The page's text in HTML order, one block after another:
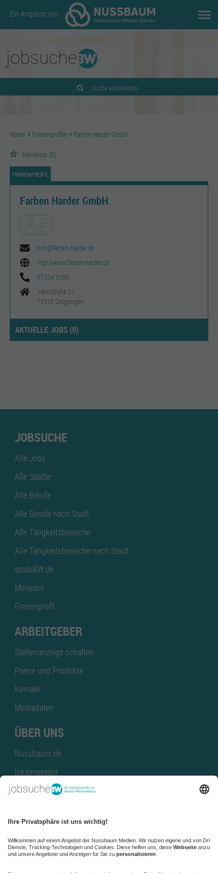
Ein Angebot von
Suche einblenden
Home Firmenprofile Farben Harder GmbH
Merkliste (0)
FIRMENPROFIL
Farben Harder GmbH
info@farben-harder.de
http://www.farben-harder.de
07334 5066
Jahnstraße 31
73326 Deggingen
AKTUELLE JOBS (0)
JOBSUCHE
Alle Jobs
Alle Städte
Alle Berufe
Alle Berufe nach Stadt
Alle Tätigkeitsbereiche
Alle Tätigkeitsbereiche nach Stadt
azubiBW.de
Minijobs
Firmenprofil
ARBEITGEBER
Stellenanzeige schalten
Preise und Produkte
Kontakt
Mediadaten
ÜBER UNS
Nussbaum.de
lokalmatador
kaufinBW
NussbaumID
Nussbaum Medien